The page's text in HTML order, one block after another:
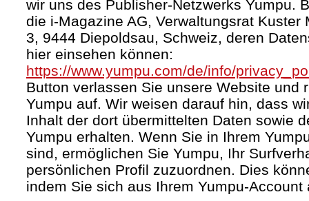
wir uns des Publisher-Netzwerks Yumpu.
die i-Magazine AG, Verwaltungsrat Kuster
3, 9444 Diepoldsau, Schweiz, deren
hier einsehen können:
https://www.yumpu.com/de/info/
Button verlassen Sie unsere Website und
Yumpu auf. Wir weisen darauf hin, dass
Inhalt der dort übermittelten Daten sowie
Yumpu erhalten. Wenn Sie in Ihrem
sind, ermöglichen Sie Yumpu, Ihr
persönlichen Profil zuzuordnen. Dies
indem Sie sich aus Ihrem Yumpu-Account